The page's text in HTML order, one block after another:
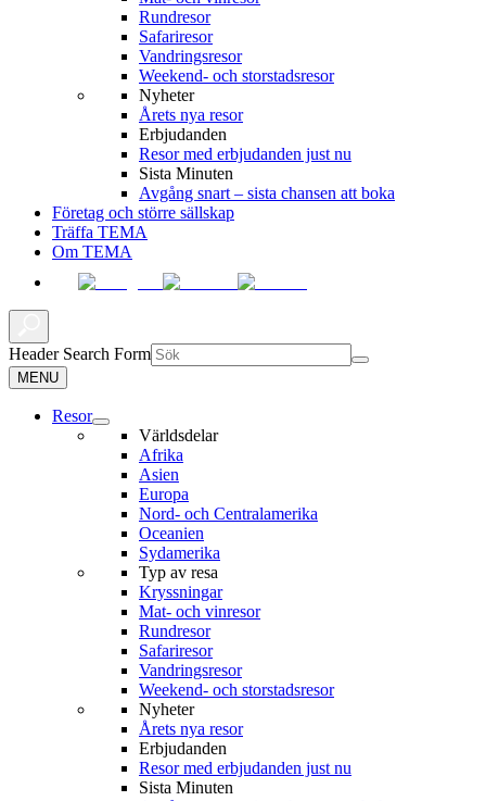
Rundresor
Safariresor
Vandringsresor
Weekend- och storstadsresor
Nyheter
Årets nya resor
Erbjudanden
Resor med erbjudanden just nu
Sista Minuten
Avgång snart – sista chansen att boka
Företag och större sällskap
Träffa TEMA
Om TEMA
Header Search Form
MENU
Resor
Världsdelar
Afrika
Asien
Europa
Nord- och Centralamerika
Oceanien
Sydamerika
Typ av resa
Kryssningar
Mat- och vinresor
Rundresor
Safariresor
Vandringsresor
Weekend- och storstadsresor
Nyheter
Årets nya resor
Erbjudanden
Resor med erbjudanden just nu
Sista Minuten